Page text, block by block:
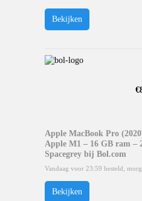
Bekijken
€
Apple MacBook Pro
Apple M1 – 16 GB ram –
Spacegrey bij Bol.com
Vandaag voor 23:59 besteld,
Bekijken